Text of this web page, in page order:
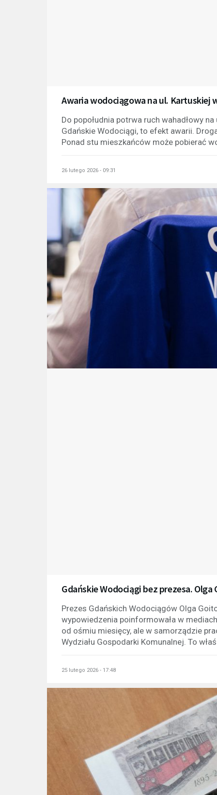
Awaria wodociągowa na ul. Kartuskiej
Do popołudnia potrwa ruch wahadłowy
Gdańskie Wodociągi, to efekt awarii.
Ponad stu mieszkańców może pobierać
26 lutego 2026 - 09:31
Gdańskie Wodociągi bez prezesa.
Prezes Gdańskich Wodociągów Olga
wypowiedzenia poinformowała w
od ośmiu miesięcy, ale w samorządzie
Wydziału Gospodarki Komunalnej. To
25 lutego 2026 - 17:48